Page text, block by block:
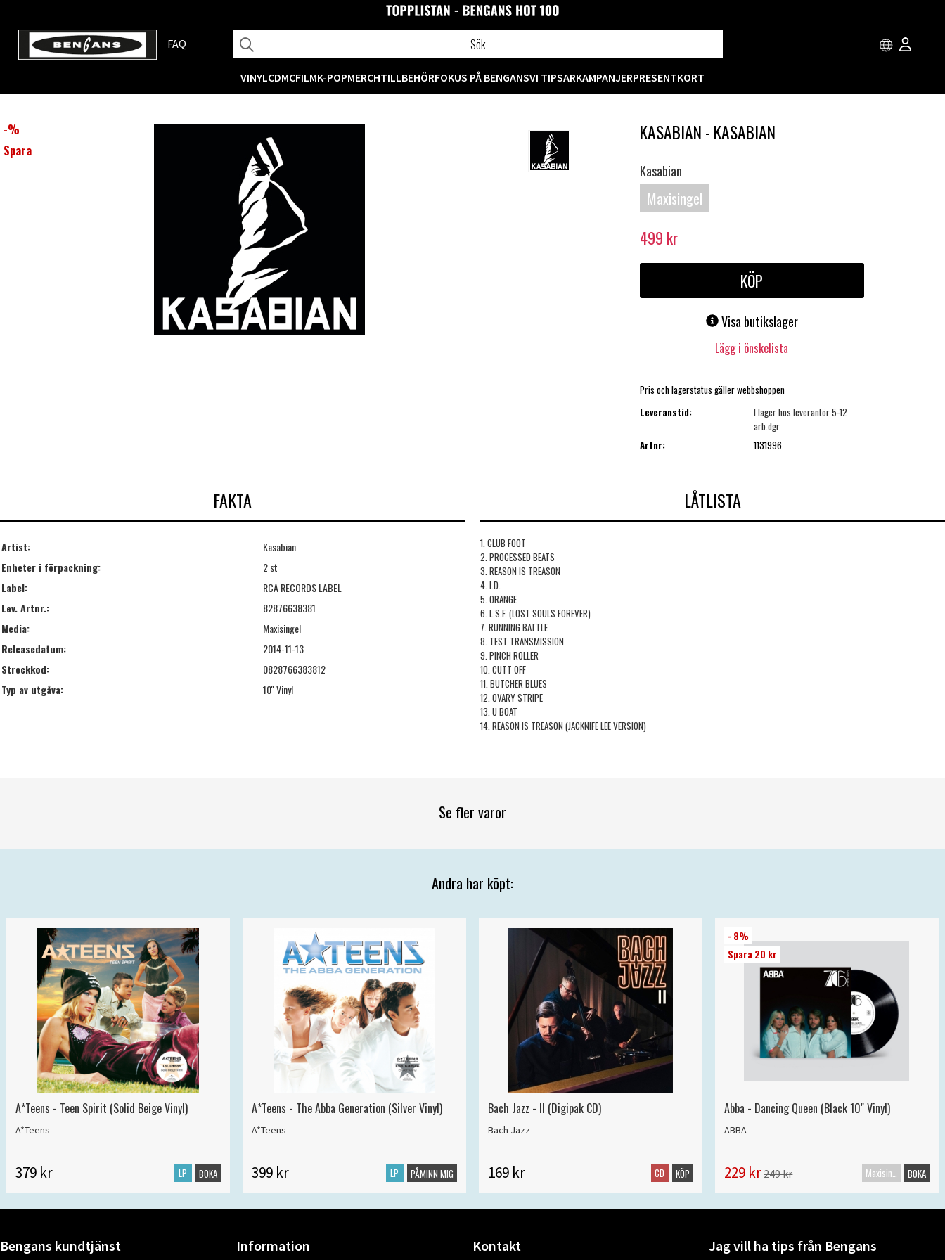
FAQ
VINYLCDMCFILMK-POPMERCHTILLBEHÖRFOKUS PÅ BENGANSVI TIPSARKAMPANJERPRESENTKORT
-%
Spara
KASABIAN - KASABIAN
Kasabian
Maxisingel
499 kr
KÖP
Visa butikslager
Lägg i önskelista
Pris och lagerstatus gäller webbshoppen
Leveranstid:
I lager hos leverantör 5-12
arb.dgr
Artnr:
1131996
FAKTA
Artist:
Kasabian
Enheter i förpackning:
2 st
Label:
RCA RECORDS LABEL
Lev. Artnr.:
82876638381
Media:
Maxisingel
Releasedatum:
2014-11-13
Streckkod:
0828766383812
Typ av utgåva:
10'' Vinyl
LÅTLISTA
1. CLUB FOOT
2. PROCESSED BEATS
3. REASON IS TREASON
4. I.D.
5. ORANGE
6. L.S.F. (LOST SOULS FOREVER)
7. RUNNING BATTLE
8. TEST TRANSMISSION
9. PINCH ROLLER
10. CUTT OFF
11. BUTCHER BLUES
12. OVARY STRIPE
13. U BOAT
14. REASON IS TREASON (JACKNIFE LEE VERSION)
Se fler varor
Andra har köpt:
A*Teens - Teen Spirit (Solid Beige Vinyl)
A*Teens
379 kr LP BOKA
A*Teens - The Abba Generation (Silver Vinyl)
A*Teens
399 kr LP PÅMINN MIG
Bach Jazz - II (Digipak CD)
Bach Jazz
169 kr CD KÖP
- 8%
Spara 20 kr
Abba - Dancing Queen (Black 10" Vinyl)
ABBA
229 kr249 kr Maxisingel BOKA
Bengans kundtjänst Information Kontakt Jag vill ha tips från Bengans